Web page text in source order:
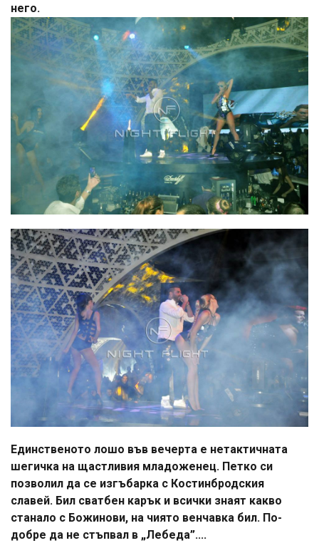
него.
Единственото лошо във вечерта е нетактичната
шегичка на щастливия младоженец. Петко си
позволил да се изгъбарка с Костинбродския
славей. Бил сватбен карък и всички знаят какво
станало с Божинови, на чиято венчавка бил. По-
добре да не стъпвал в „Лебеда”....